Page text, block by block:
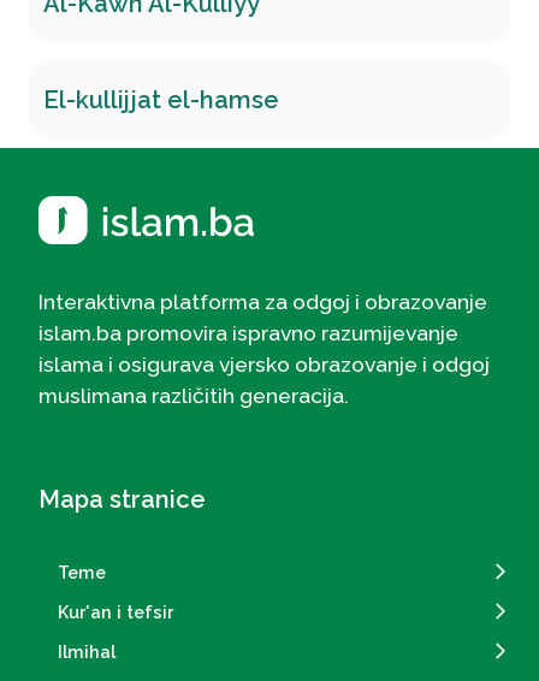
El-kullijjat el-hamse
Interaktivna platforma za odgoj i obrazovanje
islam.ba promovira ispravno razumijevanje
islama i osigurava vjersko obrazovanje i odgoj
muslimana različitih generacija.
Mapa stranice
Teme
Kur'an i tefsir
Ilmihal